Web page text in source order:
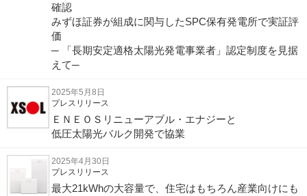
確認
みずほ証券が組成に関与したSPC保有発電所で実証評
価
─ 「長期安定適格太陽光発電事業者」認定制度を見据
えて─
2025年5月8日
プレスリリース
ＥＮＥＯＳリニューアブル・エナジーと
低圧太陽光バルク開発で協業
2025年4月30日
プレスリリース
最大21kWhの大容量で、住宅はもちろん産業向けにも